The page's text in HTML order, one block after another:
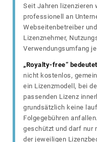
Seit Jahren lizenzieren
professionell an
Webseitenbetreiber
Lizenznehmer,
Verwendungsumfang
„Royalty-free“
nicht kostenlos,
ein Lizenzmodell, bei
passenden Lizenz
grundsätzlich keine
Folgegebühren
geschützt und darf nur
der jeweiligen